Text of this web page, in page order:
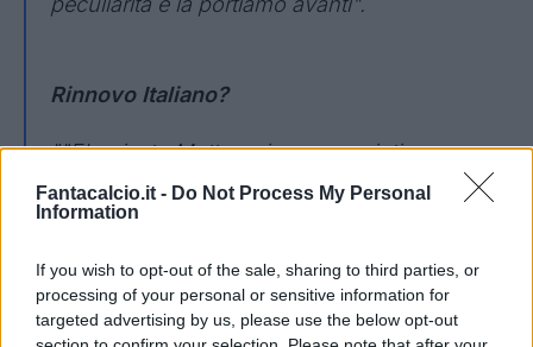
Fantacalcio.it - Do Not Process My Personal
Information
If you wish to opt-out of the sale, sharing to third parties, or
processing of your personal or sensitive information for
targeted advertising by us, please use the below opt-out
Rinnovo Italiano?
""E' arrivato Motta e siamo cresciuti ancora e
adesso c'è Italiano con cui abbiamo vinto un
trofeo. Con lui stiamo discutendo per
Cessioni come Zirkzee e Calafiori nella